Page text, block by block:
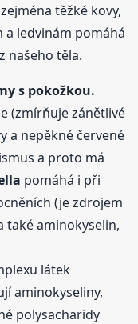
těžké kovy,
a ledvinám pomáhá
našeho těla.
s pokožkou.
(zmírňuje zánětlivé
a nepěkné červené
a proto má
pomáhá i při
(je zdrojem
také aminokyselin,
látek
aminokyseliny,
polysacharidy